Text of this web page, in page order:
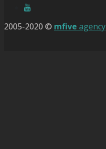
2005-2020 © mfive agency